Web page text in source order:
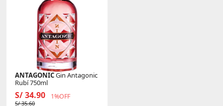
ANTAGONICGin Antagonic
Rubí 750ml
S/ 34.90 1%OFF
S/ 35.60